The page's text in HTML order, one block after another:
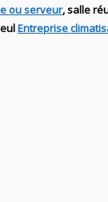
ou serveur, salle
Entreprise